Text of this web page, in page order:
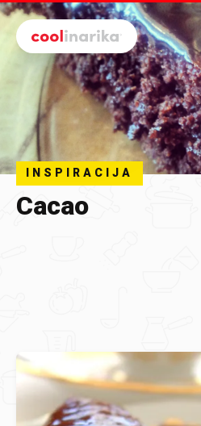
Preskoči na glavni sadržaj
INSPIRACIJA
Cacao